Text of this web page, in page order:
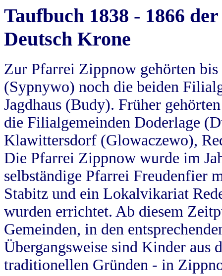
Taufbuch 1838 - 1866
Deutsch Krone
Zur Pfarrei Zippnow gehörten
(Sypnywo) noch die beiden
Jagdhaus (Budy). Früher
die Filialgemeinden Doderlage
Klawittersdorf (Glowaczewo),
Die Pfarrei Zippnow wurde im
selbständige Pfarrei Freudenfier
Stabitz und ein Lokalvikariat
wurden errichtet. Ab diesem
Gemeinden, in den
Übergangsweise sind Kinder aus
traditionellen Gründen - in